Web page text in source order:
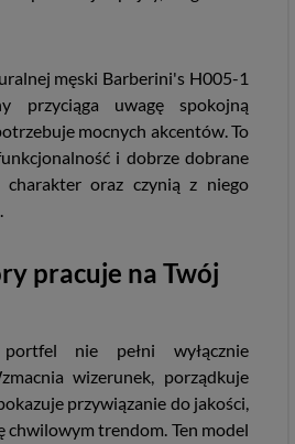
męski Barberini's H005-1
przyciąga uwagę spokojną
mocnych akcentów. To
i dobrze dobrane
oraz czynią z niego
pracuje na Twój
nie pełni wyłącznie
wizerunek, porządkuje
przywiązanie do jakości,
chwilowym trendom. Ten model